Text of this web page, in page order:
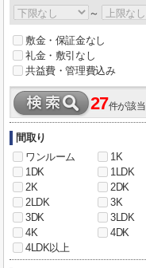
～
敷金・保証金なし
礼金・敷引なし
共益費・管理費込み
27件が該当
間取り
ワンルーム
1K
1DK
1LDK
2K
2DK
2LDK
3K
3DK
3LDK
4K
4DK
4LDK以上